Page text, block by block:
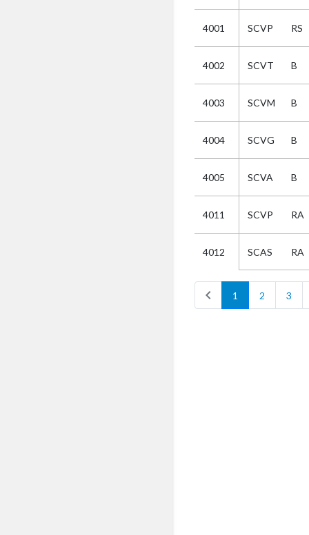
4001 SCVP RS
4002 SCVT B
4003 SCVM B
4004 SCVG B
4005 SCVA B
4011 SCVP RA
4012 SCAS RA
chevron_left 1 2 3